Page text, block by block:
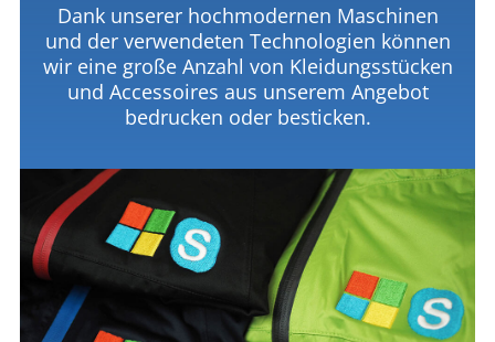
Dank unserer hochmodernen Maschinen
und der verwendeten Technologien können
wir eine große Anzahl von Kleidungsstücken
und Accessoires aus unserem Angebot
bedrucken oder besticken.